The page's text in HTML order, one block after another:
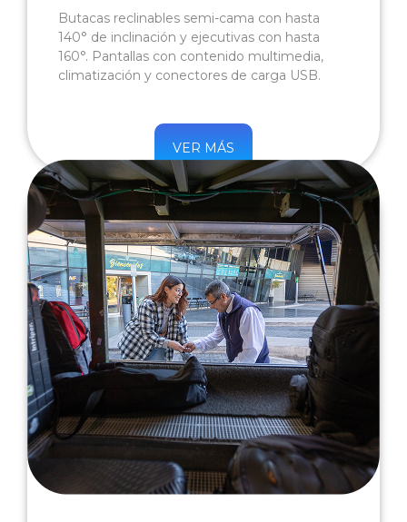
Butacas reclinables semi-cama con hasta
140° de inclinación y ejecutivas con hasta
160°. Pantallas con contenido multimedia,
climatización y conectores de carga USB.
VER MÁS